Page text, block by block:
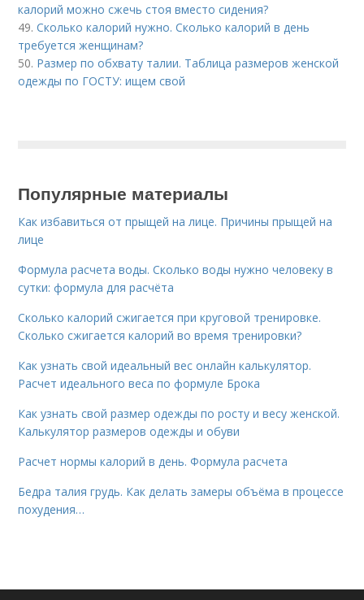
калорий можно сжечь стоя вместо сидения?
49.Сколько калорий нужно. Сколько калорий в день
требуется женщинам?
50. Размер по обхвату талии. Таблица размеров женской
одежды по ГОСТУ: ищем свой
Популярные материалы
Как избавиться от прыщей на лице. Причины прыщей на
лице
Формула расчета воды. Сколько воды нужно человеку в
сутки: формула для расчёта
Сколько калорий сжигается при круговой тренировке.
Сколько сжигается калорий во время тренировки?
Как узнать свой идеальный вес онлайн калькулятор.
Расчет идеального веса по формуле Брока
Как узнать свой размер одежды по росту и весу женской.
Калькулятор размеров одежды и обуви
Расчет нормы калорий в день. Формула расчета
Бедра талия грудь. Как делать замеры объёма в процессе
похудения…